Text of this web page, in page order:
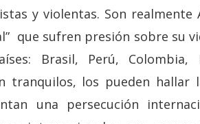
y violentas. Son realmente
que sufren presión sobre su
Brasil, Perú, Colombia,
tranquilos, los pueden hallar
una persecución